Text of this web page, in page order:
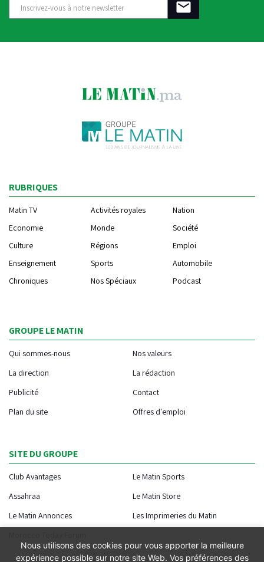
RUBRIQUES
Matin TV Activités royales
Nation
Economie
Monde
Société
Culture
Régions
Emploi
Enseignement
Sports
Automobile
Chroniques
Nos Spéciaux Podcast
GROUPE LE MATIN
Qui sommes-nous
Nos valeurs
La direction
La rédaction
Publicité
Contact
Plan du site
Offres d'emploi
SITE DU GROUPE
Club Avantages
Le Matin Sports
Assahraa
Le Matin Store
Le Matin Annonces
Les Imprimeries du Matin
Nous utilisons des cookies pour vous apporter la meilleure
expérience possible sur notre site Web. Vos préférences des